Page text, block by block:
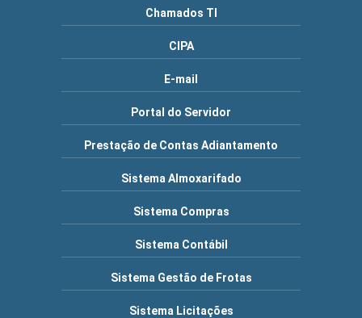
Chamados TI
CIPA
E-mail
Portal do Servidor
Prestação de Contas Adiantamento
Sistema Almoxarifado
Sistema Compras
Sistema Contábil
Sistema Gestão de Frotas
Sistema Licitações